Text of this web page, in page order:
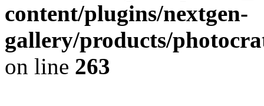
content/plugins/nextgen-
gallery/products/
on line 263